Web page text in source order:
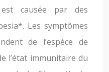
causée par des
Les symptômes
de l’espèce de
l’état immunitaire du